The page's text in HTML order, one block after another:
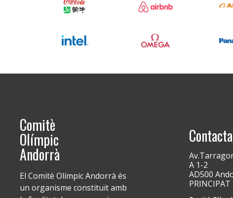
Comitè
Olímpic
Andorrà
El Comitè Olímpic Andorrà és
un organisme constituït amb
Contacta
A 1-2
AD500
PRINCIPAT